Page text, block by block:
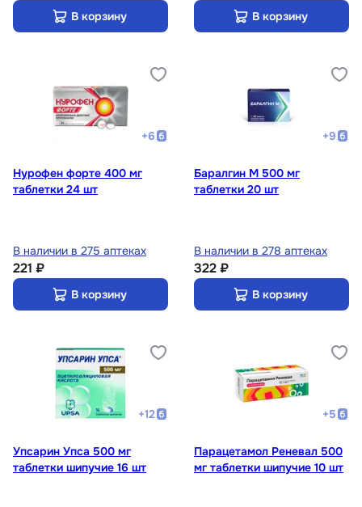
В корзину В корзину
+6
Нурофен форте 400 мг
таблетки 24 шт
В наличии в 275 аптеках
221 ₽
В корзину
+9
Баралгин М 500 мг
таблетки 20 шт
В наличии в 278 аптеках
322 ₽
В корзину
+12
Упсарин Упса 500 мг
таблетки шипучие 16 шт
+5
Парацетамол Реневал 500
мг таблетки шипучие 10 шт